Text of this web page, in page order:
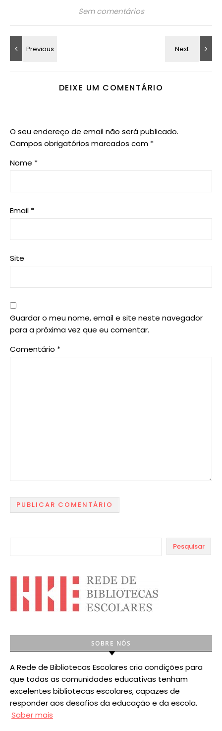
Sem comentários
DEIXE UM COMENTÁRIO
O seu endereço de email não será publicado.
Campos obrigatórios marcados com *
Nome *
Email *
Site
Guardar o meu nome, email e site neste navegador
para a próxima vez que eu comentar.
Comentário *
Pesquisar
SOBRE NÓS
A Rede de Bibliotecas Escolares cria condições para
que todas as comunidades educativas tenham
excelentes bibliotecas escolares, capazes de
responder aos desafios da educação e da escola.
Saber mais